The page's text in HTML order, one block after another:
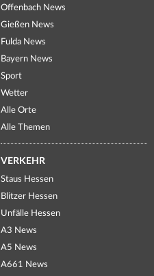
Offenbach News
Gießen News
Fulda News
Bayern News
Sport
Wetter
Alle Orte
Alle Themen
VERKEHR
Staus Hessen
Blitzer Hessen
Unfälle Hessen
A3 News
A5 News
A661 News